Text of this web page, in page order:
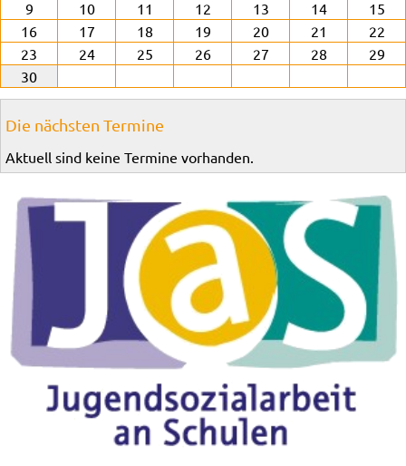
9
10 11 12 13 14
15
16
17 18 19 20 21
22
23
24 25 26 27 28
29
30
Die nächsten Termine
Aktuell sind keine Termine vorhanden.